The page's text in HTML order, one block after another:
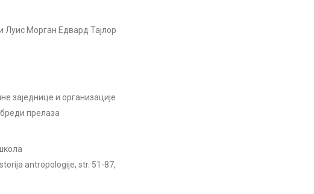
Луис Морган Едвард Тајлор
заједнице и организације
прелаза
antropologije, str. 51-87,